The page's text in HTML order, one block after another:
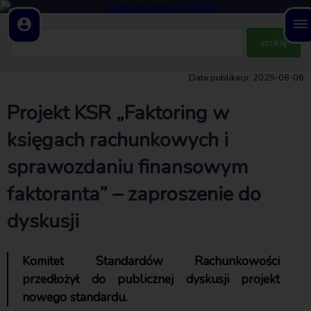
account_circle dehaze
Data publikacji: 2025-08-06
Projekt KSR „Faktoring w
księgach rachunkowych i
sprawozdaniu finansowym
faktoranta” – zaproszenie do
dyskusji
Komitet Standardów Rachunkowości
przedłożył do publicznej dyskusji projekt
nowego standardu.